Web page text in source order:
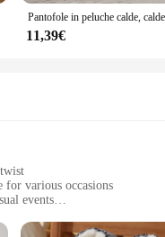
11,39€
for various occasions
events